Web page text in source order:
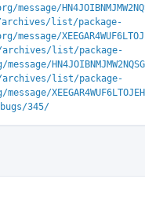
list/package-
list/package-
list/package-
345/